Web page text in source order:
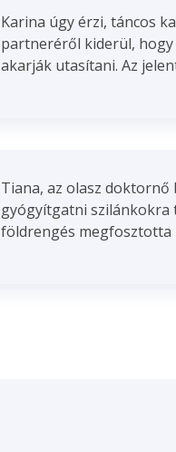
Karina úgy érzi, táncos
partneréről kiderül,
akarják utasítani. Az
Tiana, az olasz
gyógyítgatni szilánkokra
földrengés megfosztotta